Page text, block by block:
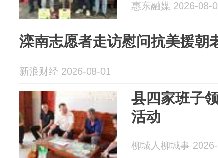
惠东融媒 2026-08-
滦南志愿者走访慰问抗美援朝
新浪财经 2026-08-01
县四家班子
活动
柳城人柳城事